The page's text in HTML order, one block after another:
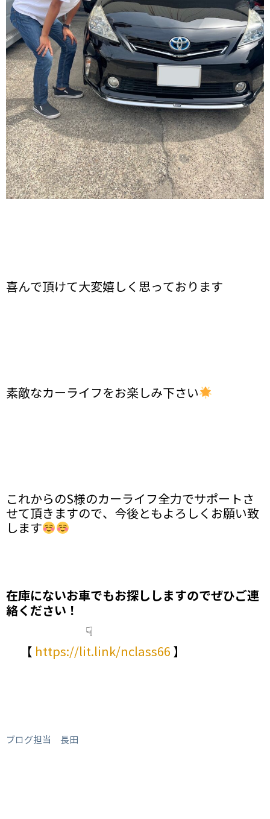
喜んで頂けて大変嬉しく思っております
素敵なカーライフをお楽しみ下さい
これからのS様のカーライフ全力でサポートさ
せて頂きますので、今後ともよろしくお願い致
します
在庫にないお車でもお探ししますのでぜひご連
絡ください！
☟
【 https://lit.link/nclass66 】
ブログ担当 長田